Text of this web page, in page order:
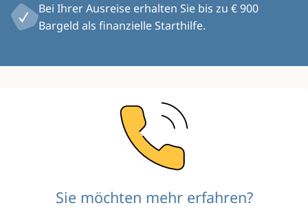
Bei Ihrer Ausreise erhalten Sie bis zu € 900
Bargeld als finanzielle Starthilfe.
Sie möchten mehr erfahren?